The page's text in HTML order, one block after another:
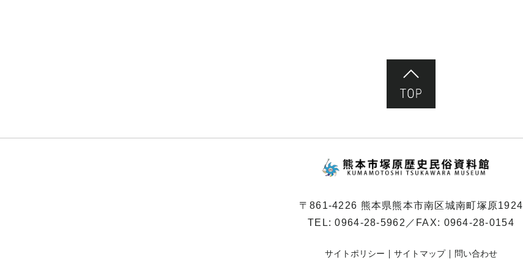
〒861-4226 熊本県熊本市南区城南町塚原1924
TEL:0964-28-5962 ／FAX: 0964-28-0154
サイトポリシー サイトマップ 問い合わせ